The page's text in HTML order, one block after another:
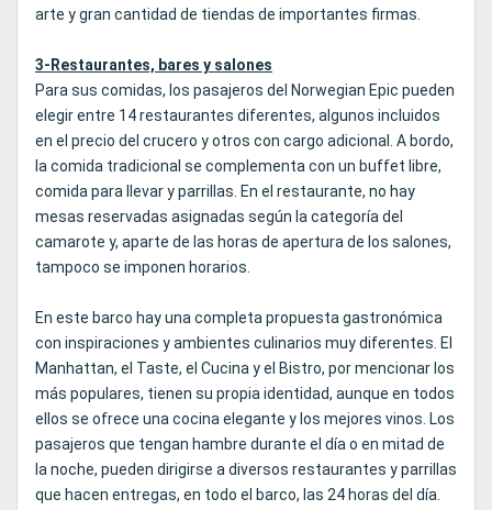
arte y gran cantidad de tiendas de importantes firmas.
3-Restaurantes, bares y salones
Para sus comidas, los pasajeros del Norwegian Epic pueden
elegir entre 14 restaurantes diferentes, algunos incluidos
en el precio del crucero y otros con cargo adicional. A bordo,
la comida tradicional se complementa con un buffet libre,
comida para llevar y parrillas. En el restaurante, no hay
mesas reservadas asignadas según la categoría del
camarote y, aparte de las horas de apertura de los salones,
tampoco se imponen horarios.
En este barco hay una completa propuesta gastronómica
con inspiraciones y ambientes culinarios muy diferentes. El
Manhattan, el Taste, el Cucina y el Bistro, por mencionar los
más populares, tienen su propia identidad, aunque en todos
ellos se ofrece una cocina elegante y los mejores vinos. Los
pasajeros que tengan hambre durante el día o en mitad de
la noche, pueden dirigirse a diversos restaurantes y parrillas
que hacen entregas, en todo el barco, las 24 horas del día.